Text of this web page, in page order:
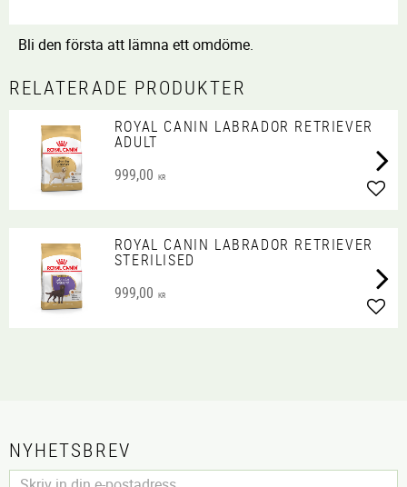
Bli den första att lämna ett omdöme.
RELATERADE PRODUKTER
ROYAL CANIN LABRADOR RETRIEVER
ADULT
999,00 KR
ROYAL CANIN LABRADOR RETRIEVER
STERILISED
999,00 KR
NYHETSBREV